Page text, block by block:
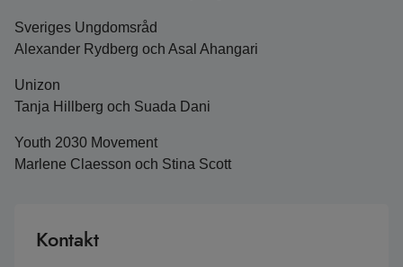
Sveriges Ungdomsråd
Alexander Rydberg och Asal Ahangari
Unizon
Tanja Hillberg och Suada Dani
Youth 2030 Movement
Marlene Claesson och Stina Scott
Kontakt